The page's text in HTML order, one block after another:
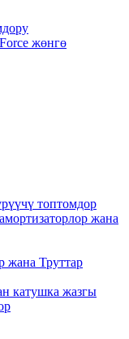
жөнгө
топтомдор
жана
жана Труттар
катушка жазгы